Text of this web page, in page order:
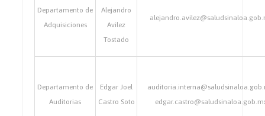
Departamento de
Adquisiciones
Alejandro
Avilez
Tostado
Departamento de
Auditorias
Edgar Joel
Castro Soto